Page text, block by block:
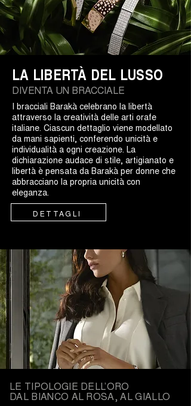
LA LIBERTÀ DEL LUSSO
DIVENTA UN BRACCIALE
I bracciali Barakà celebrano la libertà
attraverso la creatività delle arti orafe
italiane. Ciascun dettaglio viene modellato
da mani sapienti, conferendo unicità e
individualità a ogni creazione. La
dichiarazione audace di stile, artigianato e
libertà è pensata da Barakà per donne che
abbracciano la propria unicità con
eleganza.
DETTAGLI
LE TIPOLOGIE DELL’ORO
DAL BIANCO AL ROSA, AL GIALLO